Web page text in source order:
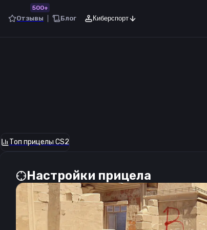
Отзывы
500+
Блог Киберспорт
Топ прицелы CS2
Настройки прицела